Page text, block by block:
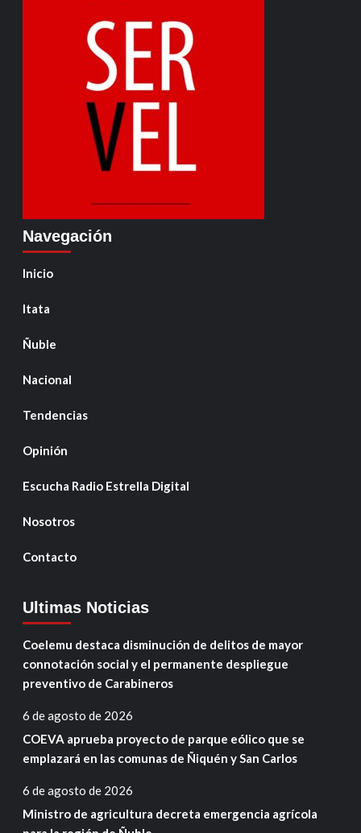
Navegación
Inicio
Itata
Ñuble
Nacional
Tendencias
Opinión
Escucha Radio Estrella Digital
Nosotros
Contacto
Ultimas Noticias
Coelemu destaca disminución de delitos de mayor
connotación social y el permanente despliegue
preventivo de Carabineros
6 de agosto de 2026
COEVA aprueba proyecto de parque eólico que se
emplazará en las comunas de Ñiquén y San Carlos
6 de agosto de 2026
Ministro de agricultura decreta emergencia agrícola